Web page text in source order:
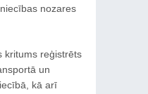
nozares
kritums reģistrēts
un
kā arī